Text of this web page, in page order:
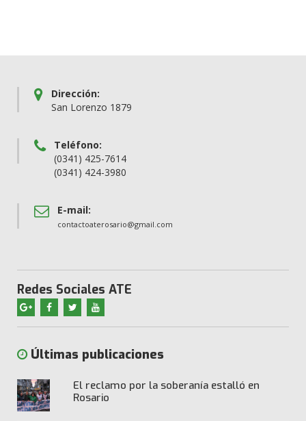
Dirección:
San Lorenzo 1879
Teléfono:
(0341) 425-7614
(0341) 424-3980
E-mail:
contactoaterosario@gmail.com
Redes Sociales ATE
Últimas publicaciones
El reclamo por la soberanía estalló en
Rosario